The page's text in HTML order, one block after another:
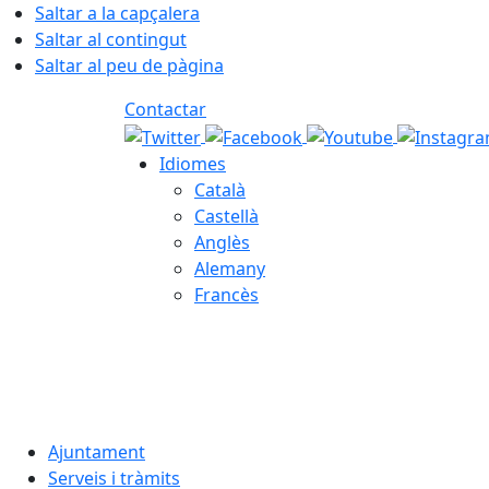
Saltar a la capçalera
Saltar al contingut
Saltar al peu de pàgina
Contactar
Idiomes
Català
Castellà
Anglès
Alemany
Francès
Ajuntament
Serveis i tràmits